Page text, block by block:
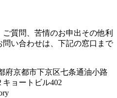
質問、苦情のお申出その他利
い合わせは、下記の窓口まで
府京都市下京区七条通油小路
ョートビル402